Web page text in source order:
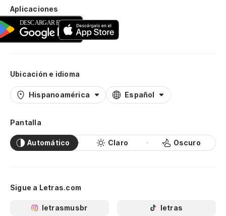
Aplicaciones
Ubicación e idioma
Hispanoamérica Español
Pantalla
Automático Claro Oscuro
Sigue a Letras.com
letrasmusbr letras